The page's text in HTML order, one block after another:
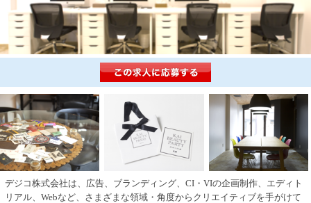
デジコ株式会社は、広告、ブランディング、CI・VIの企画制作、エディト
リアル、Webなど、さまざまな領域・角度からクリエイティブを手がけて